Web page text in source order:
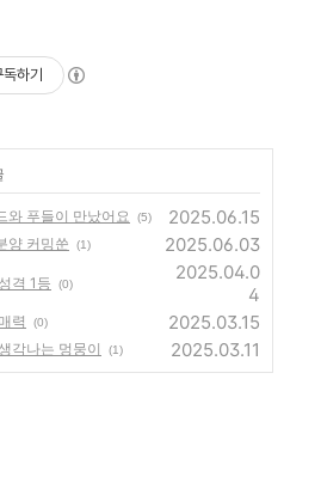
하기
와 푸들이 만났어요 (5) 2025.06.15
양 커밍쑨 (1) 2025.06.03
격 1등 (0)
2025.04.0
4
력 (0) 2025.03.15
각나는 멍뭉이 (1) 2025.03.11